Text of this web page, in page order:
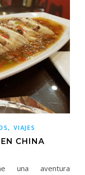
,VIAJES
CHINA
una aventura